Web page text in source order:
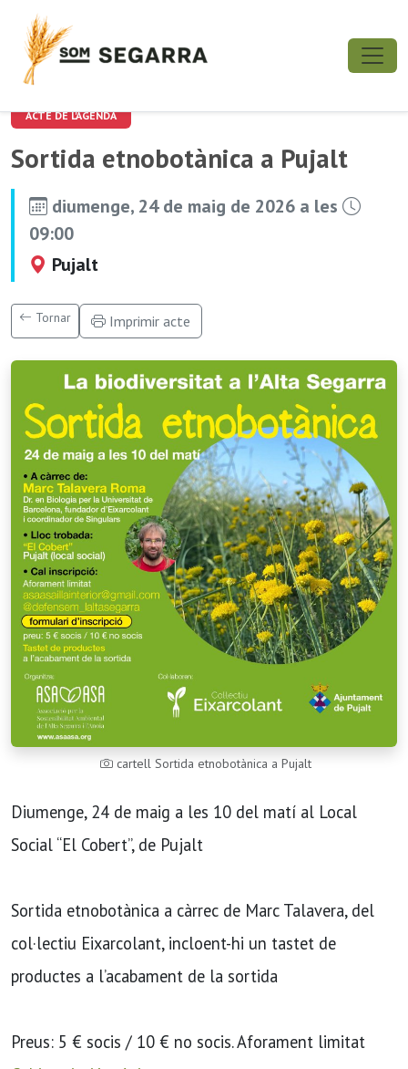
ACTE DE L'AGENDA
Sortida etnobotànica a Pujalt
diumenge, 24 de maig de 2026 a les
09:00
Pujalt
Tornar Imprimir acte
cartell Sortida etnobotànica a Pujalt
Diumenge, 24 de maig a les 10 del matí al Local
Social “El Cobert”, de Pujalt
Sortida etnobotànica a càrrec de Marc Talavera, del
col·lectiu Eixarcolant, incloent-hi un tastet de
productes a l’acabament de la sortida
Preus: 5 € socis / 10 € no socis. Aforament limitat